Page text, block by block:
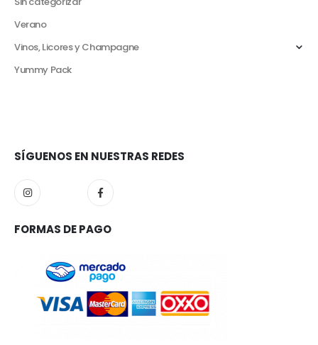
Verano
Vinos, Licores y Champagne
Yummy Pack
SÍGUENOS EN NUESTRAS REDES
FORMAS DE PAGO